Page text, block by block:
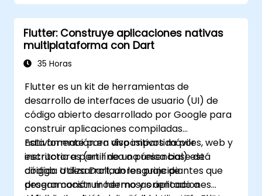
Usar los widgets de Flutter para diseñar y
crear interfaces de usuario atractivas y
fáciles de usar.
Desplegar y probar las aplicaciones en
diferentes plataformas (móvil, escritorio,
Flutter: Construye aplicaciones nativas
multiplataforma con Dart
35 Horas
Flutter es un kit de herramientas de
desarrollo de interfaces de usuario (UI) de
código abierto desarrollado por Google para
construir aplicaciones compiladas
nativamente para dispositivos móviles, web y
escritorio a partir de una única base de
código. Utiliza Dart, un lenguaje de
programación moderno y orientado a
Esta formación en vivo impartida por
instructores (en línea o presencial) está
dirigida a desarrolladores principiantes que
desean construir hermosas aplicaciones